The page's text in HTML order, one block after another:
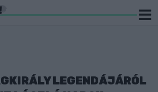
LEGENDÁJÁRÓL